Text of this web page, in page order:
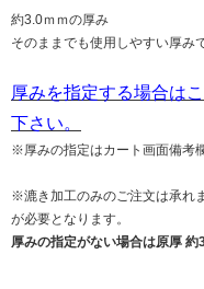
約3.0ｍｍの厚み
そのままでも使用しやすい厚み
厚みを指定する場合は
下さい。
※厚みの指定はカート画面備考
※漉き加工のみのご注文は承れ
が必要となります。
厚みの指定がない場合は原厚 約